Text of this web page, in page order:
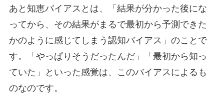
あと知恵バイアスとは、「結果が分かった後にな
ってから、その結果がまるで最初から予測できた
かのように感じてしまう認知バイアス」のことで
す。「やっぱりそうだったんだ」「最初から知っ
ていた」といった感覚は、このバイアスによるも
のなのです。